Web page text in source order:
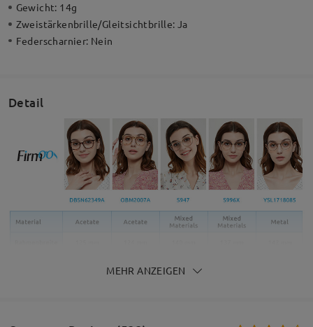
Gewicht: 14g
Zweistärkenbrille/Gleitsichtbrille:Ja
Federscharnier: Nein
Detail
MEHR ANZEIGEN